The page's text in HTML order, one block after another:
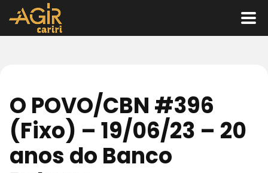
O POVO/CBN #396
(Fixo) – 19/06/23 – 20
anos do Banco